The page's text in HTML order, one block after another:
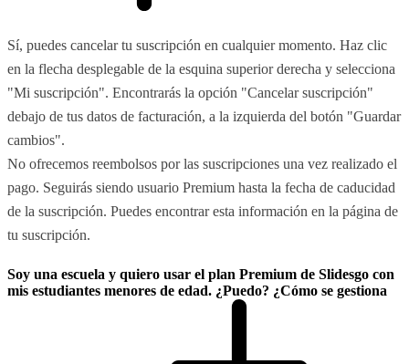
Sí, puedes cancelar tu suscripción en cualquier momento. Haz clic
en la flecha desplegable de la esquina superior derecha y selecciona
"Mi suscripción". Encontrarás la opción "Cancelar suscripción"
debajo de tus datos de facturación, a la izquierda del botón "Guardar
cambios".
No ofrecemos reembolsos por las suscripciones una vez realizado el
pago. Seguirás siendo usuario Premium hasta la fecha de caducidad
de la suscripción. Puedes encontrar esta información en la página de
tu suscripción.
Soy una escuela y quiero usar el plan Premium de Slidesgo con
mis estudiantes menores de edad. ¿Puedo? ¿Cómo se gestiona